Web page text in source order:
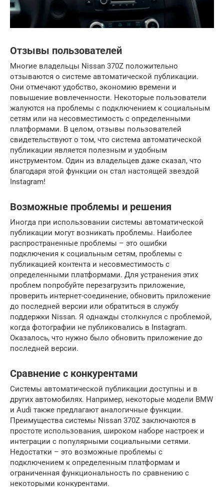
Отзывы пользователей
Многие владельцы Nissan 370Z положительно
отзываются о системе автоматической публикации.
Они отмечают удобство, экономию времени и
повышение вовлеченности. Некоторые пользователи
жалуются на проблемы с подключением к социальным
сетям или на несовместимость с определенными
платформами. В целом, отзывы пользователей
свидетельствуют о том, что система автоматической
публикации является полезным и удобным
инструментом. Один из владельцев даже сказал, что
благодаря этой функции он стал настоящей звездой
Instagram!
Возможные проблемы и решения
Иногда при использовании системы автоматической
публикации могут возникать проблемы. Наиболее
распространенные проблемы – это ошибки
подключения к социальным сетям, проблемы с
публикацией контента и несовместимость с
определенными платформами. Для устранения этих
проблем попробуйте перезагрузить приложение,
проверить интернет-соединение, обновить приложение
до последней версии или обратиться в службу
поддержки Nissan. Я однажды столкнулся с проблемой,
когда фотографии не публиковались в Instagram.
Оказалось, что нужно было обновить приложение до
последней версии.
Сравнение с конкурентами
Системы автоматической публикации доступны и в
других автомобилях. Например, некоторые модели BMW
и Audi также предлагают аналогичные функции.
Преимущества системы Nissan 370Z заключаются в
простоте использования, широком наборе настроек и
интеграции с популярными социальными сетями.
Недостатки – это возможные проблемы с
подключением к определенным платформам и
ограниченная функциональность по сравнению с
некоторыми конкурентами.